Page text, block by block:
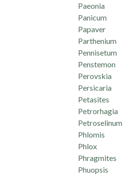
Paeonia
Panicum
Papaver
Parthenium
Pennisetum
Penstemon
Perovskia
Persicaria
Petasites
Petrorhagia
Petroselinum
Phlomis
Phlox
Phragmites
Phuopsis